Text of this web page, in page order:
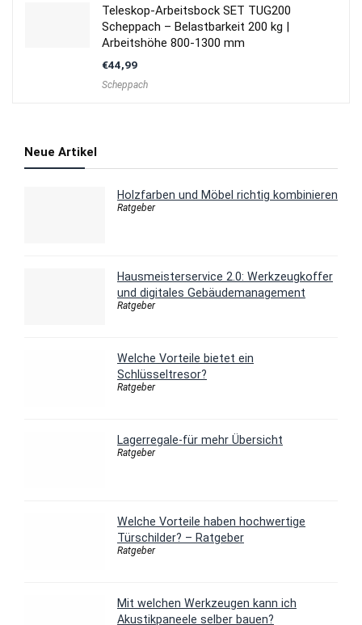
Teleskop-Arbeitsbock SET TUG200
Scheppach – Belastbarkeit 200 kg |
Arbeitshöhe 800-1300 mm
€44,99
Scheppach
Neue Artikel
Holzfarben und Möbel richtig kombinieren
Ratgeber
Hausmeisterservice 2.0: Werkzeugkoffer
und digitales Gebäudemanagement
Ratgeber
Welche Vorteile bietet ein
Schlüsseltresor?
Ratgeber
Lagerregale-für mehr Übersicht
Ratgeber
Welche Vorteile haben hochwertige
Türschilder? – Ratgeber
Ratgeber
Mit welchen Werkzeugen kann ich
Akustikpaneele selber bauen?